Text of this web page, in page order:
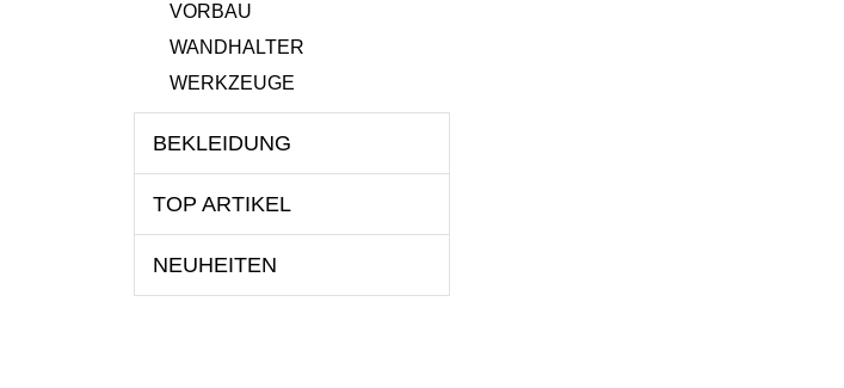
VORBAU
WANDHALTER
WERKZEUGE
BEKLEIDUNG
TOP ARTIKEL
NEUHEITEN